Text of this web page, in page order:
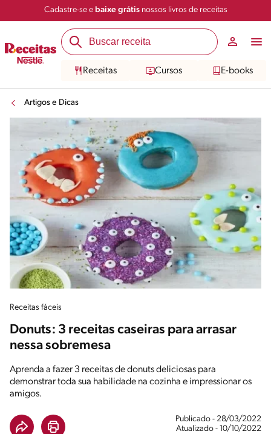
Cadastre-se e baixe grátisnossos livros de receitas
Receitas Cursos E-books
Artigos e Dicas
Receitas fáceis
Donuts: 3 receitas caseiras para arrasar
nessa sobremesa
Aprenda a fazer 3 receitas de donuts deliciosas para
demonstrar toda sua habilidade na cozinha e impressionar os
amigos.
Publicado - 28/03/2022
Atualizado - 10/10/2022